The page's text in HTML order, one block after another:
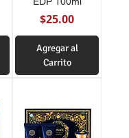
Precio
$25.00
Agregar al
Carrito